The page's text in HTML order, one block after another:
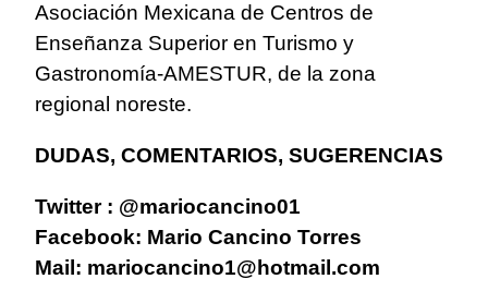
Asociación Mexicana de Centros de
Enseñanza Superior en Turismo y
Gastronomía-AMESTUR, de la zona
regional noreste.
DUDAS, COMENTARIOS, SUGERENCIAS
Twitter : @mariocancino01
Facebook: Mario Cancino Torres
Mail: mariocancino1@hotmail.com